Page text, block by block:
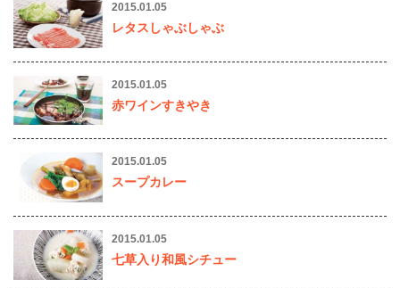
2015.01.05
レタスしゃぶしゃぶ
2015.01.05
赤ワインすきやき
2015.01.05
スープカレー
2015.01.05
七草入り和風シチュー